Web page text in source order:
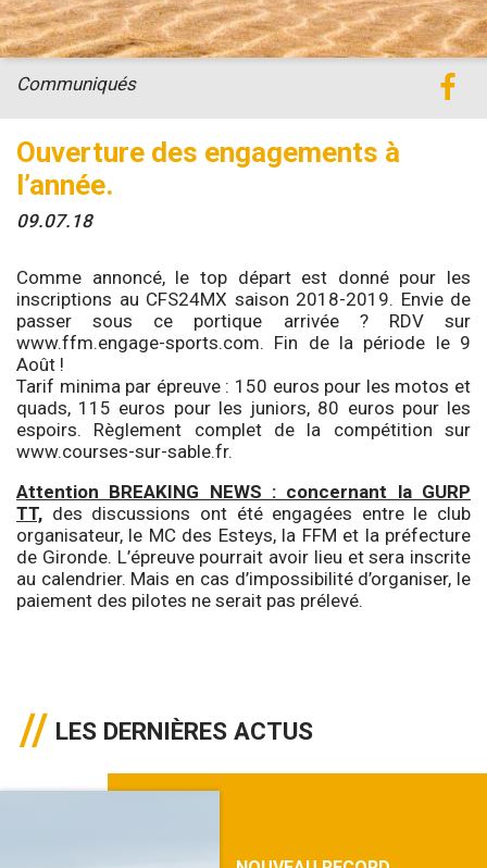
Ouverture des engagements à
l’année.
09.07.18
Communiqués
Comme annoncé, le top départ est donné pour les
inscriptions au CFS24MX saison 2018-2019. Envie de
passer sous ce portique arrivée ? RDV sur
www.ffm.engage-sports.com. Fin de la période le 9
Août !
Tarif minima par épreuve : 150 euros pour les motos et
quads, 115 euros pour les juniors, 80 euros pour les
espoirs. Règlement complet de la compétition sur
www.courses-sur-sable.fr.
Attention BREAKING NEWS : concernant la GURP
TT, des discussions ont été engagées entre le club
organisateur, le MC des Esteys, la FFM et la préfecture
de Gironde. L’épreuve pourrait avoir lieu et sera inscrite
au calendrier. Mais en cas d’impossibilité d’organiser, le
paiement des pilotes ne serait pas prélevé.
LES DERNIÈRES ACTUS